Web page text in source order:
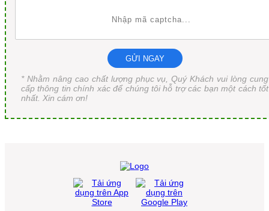
GỬI NGAY
* Nhằm nâng cao chất lượng phục vụ, Quý Khách vui lòng cung
cấp thông tin chính xác để chúng tôi hỗ trợ các bạn một cách tốt
nhất. Xin cám ơn!